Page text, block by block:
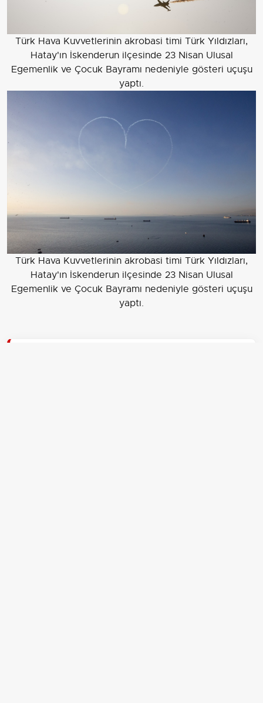
Türk Hava Kuvvetlerinin akrobasi timi Türk Yıldızları,
Hatay'ın İskenderun ilçesinde 23 Nisan Ulusal
Egemenlik ve Çocuk Bayramı nedeniyle gösteri uçuşu
yaptı.
Türk Hava Kuvvetlerinin akrobasi timi Türk Yıldızları,
Hatay'ın İskenderun ilçesinde 23 Nisan Ulusal
Egemenlik ve Çocuk Bayramı nedeniyle gösteri uçuşu
yaptı.